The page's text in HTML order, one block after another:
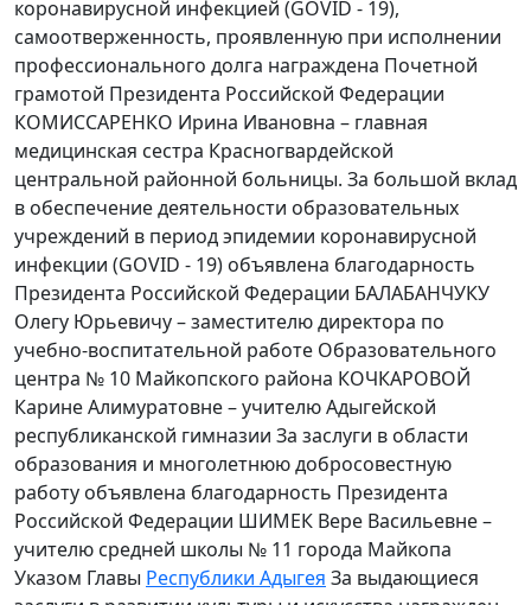
коронавирусной инфекцией (GOVID - 19),
самоотверженность, проявленную при исполнении
профессионального долга награждена Почетной
грамотой Президента Российской Федерации
КОМИССАРЕНКО Ирина Ивановна – главная
медицинская сестра Красногвардейской
центральной районной больницы. За большой вклад
в обеспечение деятельности образовательных
учреждений в период эпидемии коронавирусной
инфекции (GOVID - 19) объявлена благодарность
Президента Российской Федерации БАЛАБАНЧУКУ
Олегу Юрьевичу – заместителю директора по
учебно-воспитательной работе Образовательного
центра № 10 Майкопского района КОЧКАРОВОЙ
Карине Алимуратовне – учителю Адыгейской
республиканской гимназии За заслуги в области
образования и многолетнюю добросовестную
работу объявлена благодарность Президента
Российской Федерации ШИМЕК Вере Васильевне –
учителю средней школы № 11 города Майкопа
Указом Главы Республики Адыгея За выдающиеся